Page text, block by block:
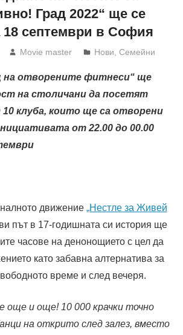
Град 2022“ ще се
18 септември в София
Movie master Нови ,Семейни
отворените фитнеси“ ще
на столичани да посетят
клуба, които ще са отворени
от 22.00 до 00.00
движение „Нестле за Живей
път в 17-годишната си история ще
часове на денонощието с цел да
като забавна алтернатива за
време и след вечеря.
още и още! 10 000 крачки точно
на открито след залез, вместо